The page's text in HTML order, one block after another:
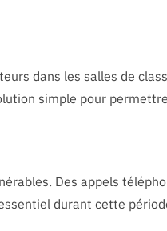
dans les salles de
simple pour
Des appels
durant cette